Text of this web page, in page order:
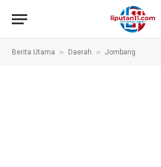
Berita Utama » Daerah » Jombang